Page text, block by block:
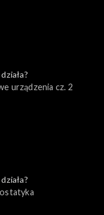
urządzenia cz. 2